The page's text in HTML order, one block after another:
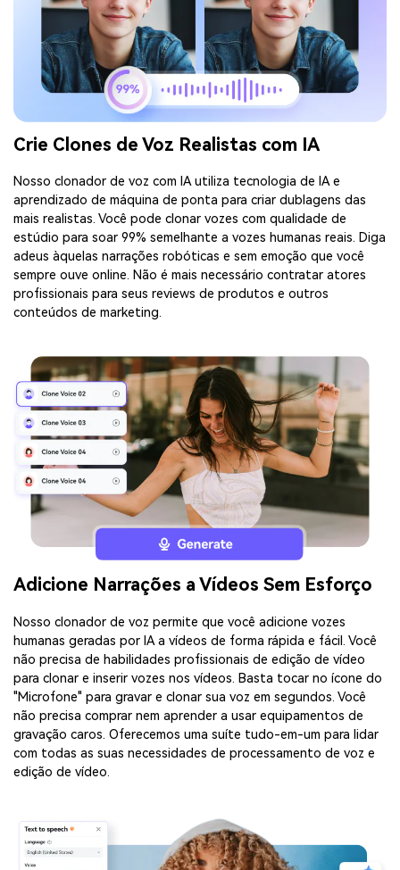
Crie Clones de Voz Realistas com IA
Nosso clonador de voz com IA utiliza tecnologia de IA e
aprendizado de máquina de ponta para criar dublagens das
mais realistas. Você pode clonar vozes com qualidade de
estúdio para soar 99% semelhante a vozes humanas reais. Diga
adeus àquelas narrações robóticas e sem emoção que você
sempre ouve online. Não é mais necessário contratar atores
profissionais para seus reviews de produtos e outros
conteúdos de marketing.
Adicione Narrações a Vídeos Sem Esforço
Nosso clonador de voz permite que você adicione vozes
humanas geradas por IA a vídeos de forma rápida e fácil. Você
não precisa de habilidades profissionais de edição de vídeo
para clonar e inserir vozes nos vídeos. Basta tocar no ícone do
"Microfone" para gravar e clonar sua voz em segundos. Você
não precisa comprar nem aprender a usar equipamentos de
gravação caros. Oferecemos uma suíte tudo-em-um para lidar
com todas as suas necessidades de processamento de voz e
edição de vídeo.